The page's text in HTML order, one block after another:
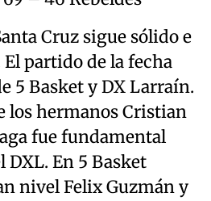
Cruz sigue sólido e
partido de la fecha
5 Basket y DX Larraín.
los hermanos Cristian
fue fundamental
En 5 Basket
nivel Felix Guzmán y